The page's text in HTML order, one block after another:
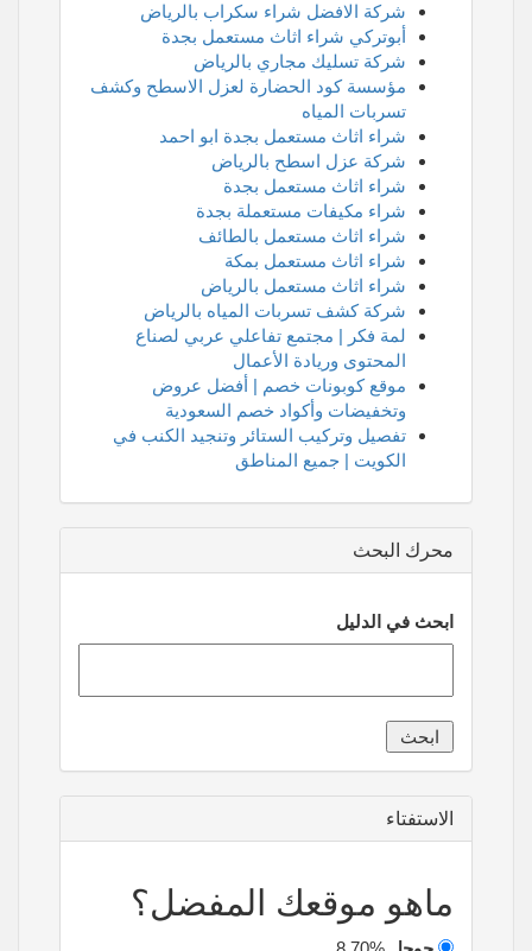
شركة الافضل شراء سكراب بالرياض
أبوتركي شراء اثاث مستعمل بجدة
شركة تسليك مجاري بالرياض
مؤسسة كود الحضارة لعزل الاسطح وكشف
تسربات المياه
شراء اثاث مستعمل بجدة ابو احمد
شركة عزل اسطح بالرياض
شراء اثاث مستعمل بجدة
شراء مكيفات مستعملة بجدة
شراء اثاث مستعمل بالطائف
شراء اثاث مستعمل بمكة
شراء اثاث مستعمل بالرياض
شركة كشف تسربات المياه بالرياض
لمة فكر | مجتمع تفاعلي عربي لصناع
المحتوى وريادة الأعمال
موقع كوبونات خصم | أفضل عروض
وتخفيضات وأكواد خصم السعودية
تفصيل وتركيب الستائر وتنجيد الكنب في
الكويت | جميع المناطق
محرك البحث
ابحث في الدليل
الاستفتاء
ماهو موقعك المفضل؟